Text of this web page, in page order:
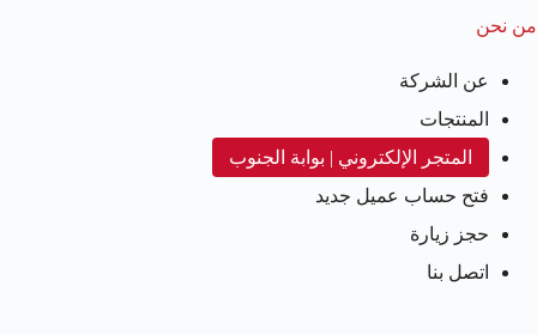
من نحن
عن الشركة
المنتجات
المتجر الإلكتروني | بوابة الجنوب
فتح حساب عميل جديد
حجز زيارة
اتصل بنا